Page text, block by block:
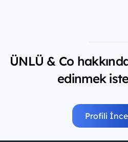
ÜNLÜ & Co
edinmek
Profili